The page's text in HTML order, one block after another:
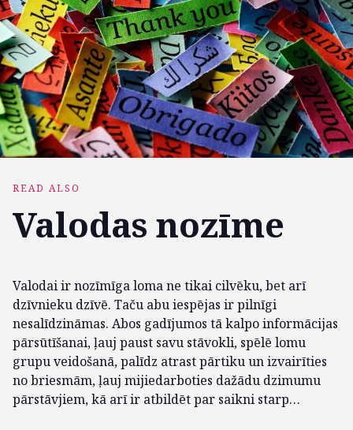
READ ALSO
Valodas nozīme
Valodai ir nozīmīga loma ne tikai cilvēku, bet arī
dzīvnieku dzīvē. Taču abu iespējas ir pilnīgi
nesalīdzināmas. Abos gadījumos tā kalpo informācijas
pārsūtīšanai, ļauj paust savu stāvokli, spēlē lomu
grupu veidošanā, palīdz atrast pārtiku un izvairīties
no briesmām, ļauj mijiedarboties dažādu dzimumu
pārstāvjiem, kā arī ir atbildēt par saikni starp…